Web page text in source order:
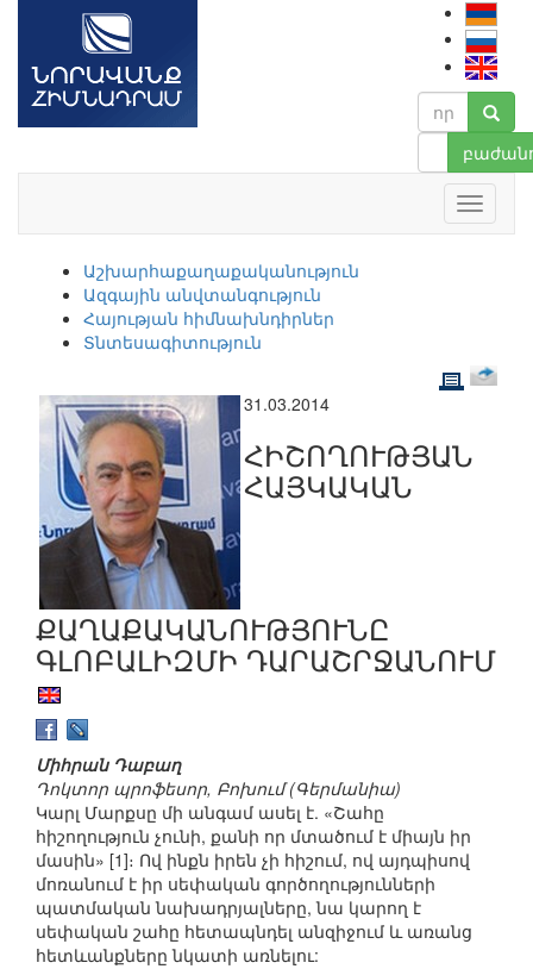
Աշխարհաքաղաքականություն
Ազգային անվտանգություն
Հայության հիմնախնդիրներ
Տնտեսագիտություն
31.03.2014
ՀԻՇՈՂՈՒԹՅԱՆ
ՀԱՅԿԱԿԱՆ
ՔԱՂԱՔԱԿԱՆՈՒԹՅՈՒՆԸ
ԳԼՈԲԱԼԻԶՄԻ ԴԱՐԱՇՐՋԱՆՈՒՄ
Միհրան Դաբաղ
Դոկտոր պրոֆեսոր, Բոխում (Գերմանիա)
Կարլ Մարքսը մի անգամ ասել է. «Շահը
հիշողություն չունի, քանի որ մտածում է միայն իր
մասին» [1]։ Ով ինքն իրեն չի հիշում, ով այդպիսով
մոռանում է իր սեփական գործողությունների
պատմական նախադրյալները, նա կարող է
սեփական շահը հետապնդել անզիջում և առանց
հետևանքները նկատի առնելու: